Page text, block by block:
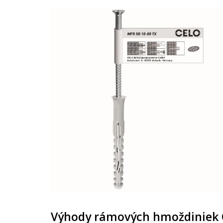
Výhody rámových hmoždiniek